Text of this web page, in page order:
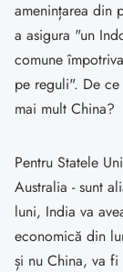
amenințarea din
a asigura "un
comune
pe reguli". De
mai mult China?
Pentru Statele
Australia - sunt
luni, India va
economică din
și nu China, va fi